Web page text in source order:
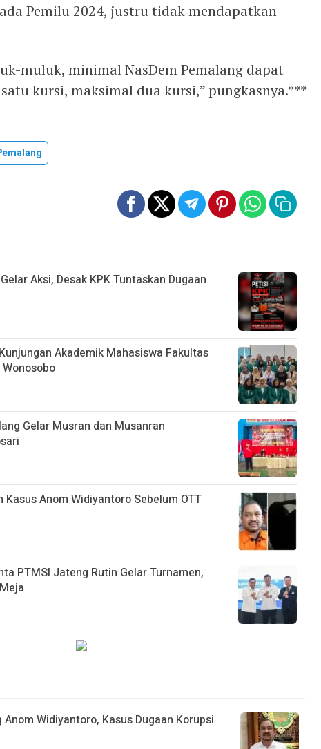
Pemilu 2024, justru tidak mendapatkan
muluk, minimal NasDem Pemalang dapat
kursi, maksimal dua kursi,” pungkasnya.***
Aksi, Desak KPK Tuntaskan Dugaan
Akademik Mahasiswa Fakultas
Wonosobo
Gelar Musran dan Musanran
Kasus Anom Widiyantoro Sebelum OTT
PTMSI Jateng Rutin Gelar Turnamen,
Anom Widiyantoro, Kasus Dugaan Korupsi